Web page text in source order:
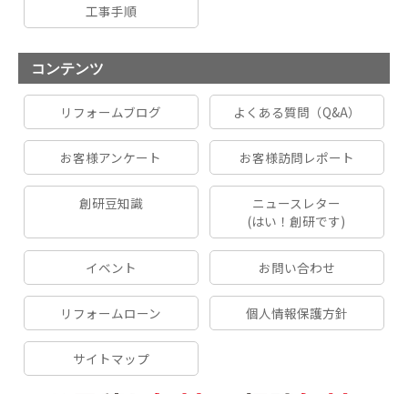
工事手順
コンテンツ
リフォームブログ よくある質問（Q&A）
お客様アンケート お客様訪問レポート
創研豆知識
ニュースレター
(はい！創研です)
イベント お問い合わせ
リフォームローン 個人情報保護方針
サイトマップ